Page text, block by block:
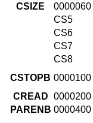
CSIZE
0000060
CS5
CS6
CS7
CS8
CSTOPB 0000100
CREAD 0000200
PARENB 0000400